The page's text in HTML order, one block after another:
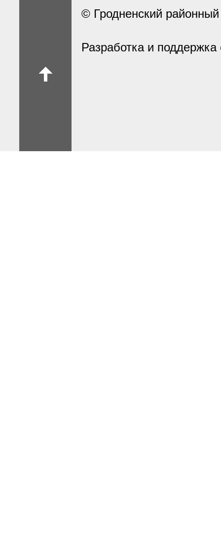
© Гродненский
Разработка и поддержка